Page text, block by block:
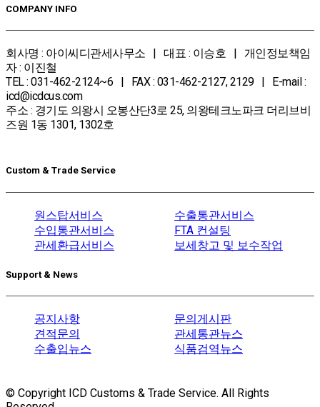
COMPANY INFO
회사명 : 아이씨디관세사무소 | 대표 : 이승호 | 개인정보책임
자 : 이진철
TEL : 031-462-2124~6 | FAX : 031-462-2127, 2129 | E-mail :
icd@icdcus.com
주소 : 경기도 의왕시 오봉산단3로 25, 의왕테크노파크 더리브비
즈원 1동 1301, 1302호
Custom & Trade Service
원스탑서비스
수출통관서비스
수입통관서비스
FTA 컨설팅
관세환급서비스
보세창고 및 보수작업
Support & News
공지사항
문의게시판
견적문의
관세통관뉴스
수출입뉴스
식품검역뉴스
© Copyright ICD Customs & Trade Service. All Rights